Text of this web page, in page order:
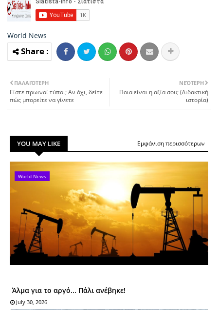
World News
ΝΕΌΤΕΡΗ
Ποια είναι η αξία σου; (Διδακτική
ιστορία)
ΠΑΛΑΙΌΤΕΡΗ
Είστε πρωινοί τύποι; Αν όχι, δείτε
πώς μπορείτε να γίνετε
YOU MAY LIKE Εμφάνιση περισσότερων
World News
Άλμα για το αργό... Πάλι ανέβηκε!
July 30, 2026